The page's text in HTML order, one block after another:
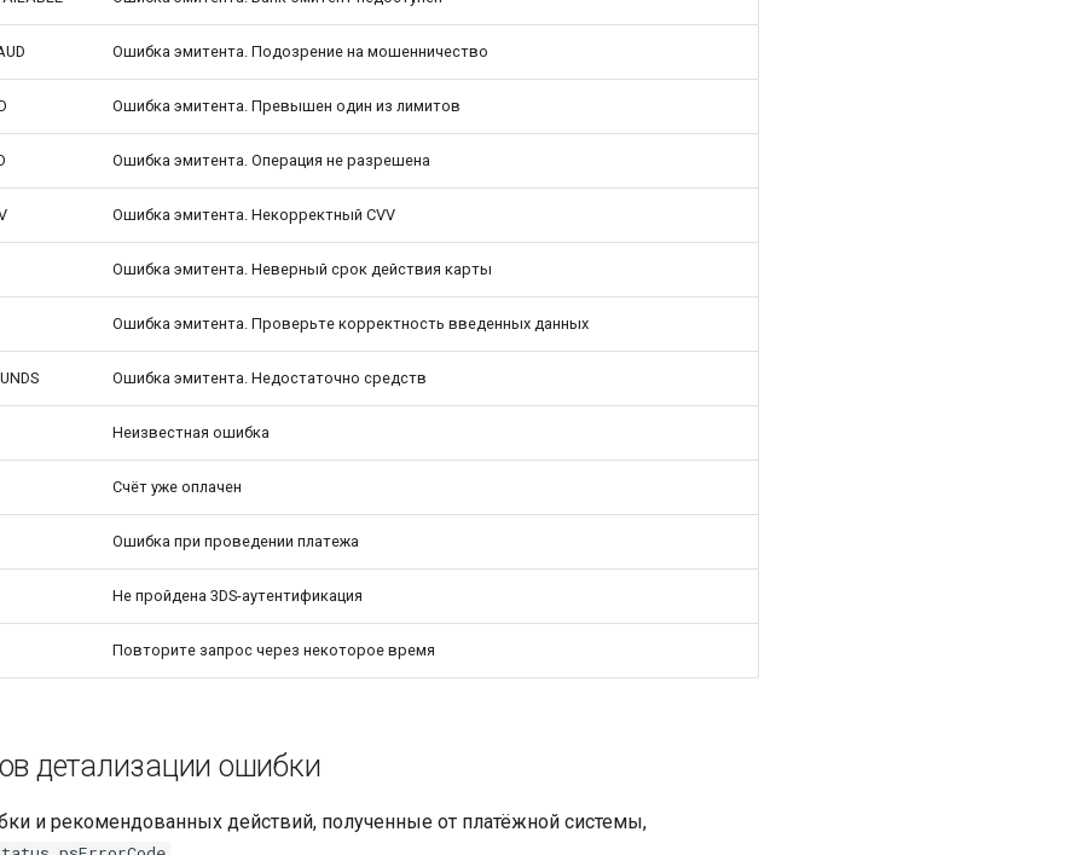
Ошибка эмитента. Подозрение на мошенничество
Ошибка эмитента. Превышен один из лимитов
Ошибка эмитента. Операция не разрешена
Ошибка эмитента. Некорректный CVV
Ошибка эмитента. Неверный срок действия карты
Ошибка эмитента. Проверьте корректность введенных данных
Ошибка эмитента. Недостаточно средств
Неизвестная ошибка
Счёт уже оплачен
Ошибка при проведении платежа
Не пройдена 3DS-аутентификация
Повторите запрос через некоторое время
детализации ошибки
и рекомендованных действий, полученные от платёжной системы,